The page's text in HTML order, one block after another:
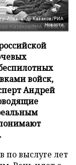
Александр Казаков/РИА
Новости
войск,
Андрей
по выслуге лет